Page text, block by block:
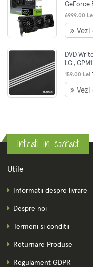
GeForce
Edition,
6999.00
Vezi
DVD
LG ,
ultraslim,
159.00 Lei
Vezi
Intrati in contact
Utile
Informatii despre livrare
Despre noi
Termeni si conditii
Returnare Produse
Regulament GDPR